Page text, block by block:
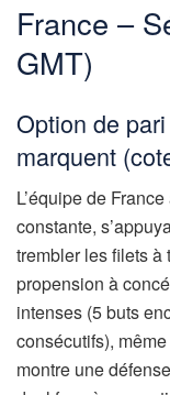
France –
GMT)
Option de
marquent
L’équipe de
constante,
trembler les filets à
propension à
intenses (5 buts
consécutifs),
montre une